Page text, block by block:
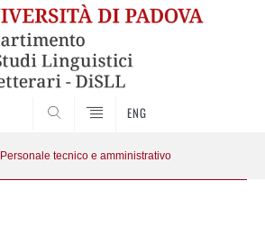
ENG
Personale tecnico e amministrativo